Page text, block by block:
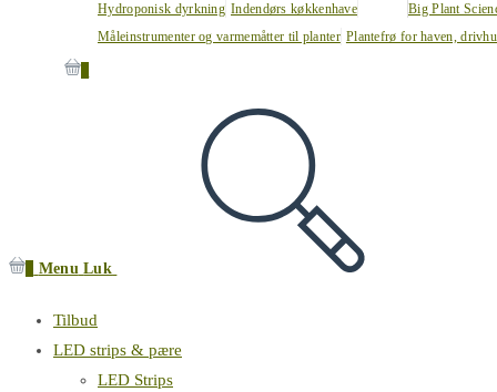
Hydroponisk dyrkning Indendørs køkkenhave
Big Plant
Måleinstrumenter og varmemåtter til planter Plantefrø for haven,
Menu Luk
Tilbud
LED strips & pære
LED Strips